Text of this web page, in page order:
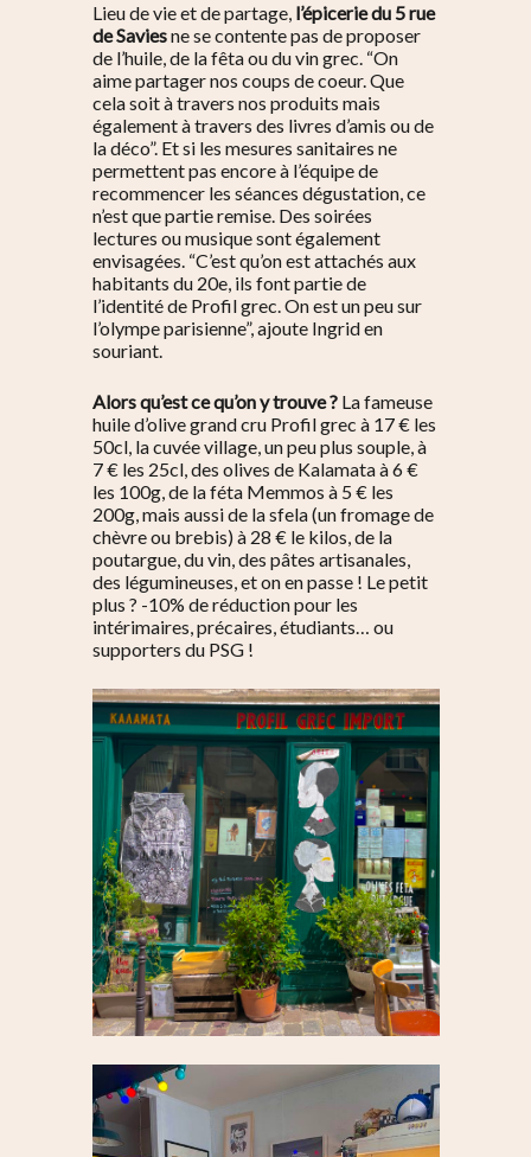
Lieu de vie et de partage, l’épicerie du 5 rue
de Saviesne se contente pas de proposer
de l’huile, de la fêta ou du vin grec. “On
aime partager nos coups de coeur. Que
cela soit à travers nos produits mais
également à travers des livres d’amis ou de
la déco”. Et si les mesures sanitaires ne
permettent pas encore à l’équipe de
recommencer les séances dégustation, ce
n’est que partie remise. Des soirées
lectures ou musique sont également
envisagées. “C’est qu’on est attachés aux
habitants du 20e, ils font partie de
l’identité de Profil grec. On est un peu sur
l’olympe parisienne”, ajoute Ingrid en
souriant.
Alors qu’est ce qu’on y trouve ?La fameuse
huile d’olive grand cru Profil grec à 17 € les
50cl, la cuvée village, un peu plus souple, à
7 € les 25cl, des olives de Kalamata à 6 €
les 100g, de la féta Memmos à 5 € les
200g, mais aussi de la sfela (un fromage de
chèvre ou brebis) à 28 € le kilos, de la
poutargue, du vin, des pâtes artisanales,
des légumineuses, et on en passe ! Le petit
plus ? -10% de réduction pour les
intérimaires, précaires, étudiants… ou
supporters du PSG !